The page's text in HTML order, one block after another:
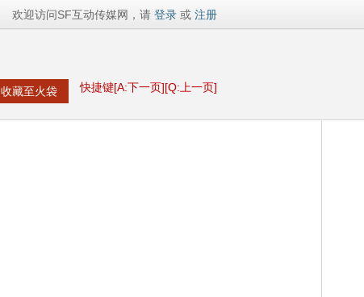
欢迎访问SF互动传媒网，请 登录 或 注册
收藏至火袋 快捷键[A:下一页][Q:上一页]